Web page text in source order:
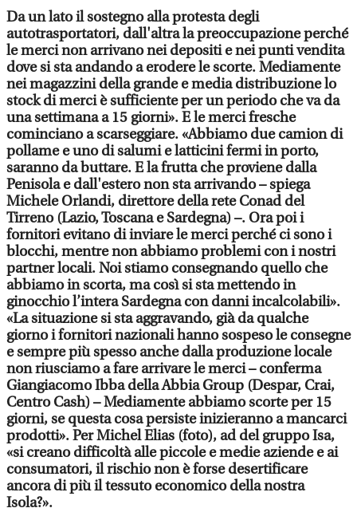
Da un lato il sostegno alla protesta degli
autotrasportatori, dall'altra la preoccupazione perché
le merci non arrivano nei depositi e nei punti vendita
dove si sta andando a erodere le scorte. Mediamente
nei magazzini della grande e media distribuzione lo
stock di merci è sufficiente per un periodo che va da
una settimana a 15 giorni». E le merci fresche
cominciano a scarseggiare. «Abbiamo due camion di
pollame e uno di salumi e latticini fermi in porto,
saranno da buttare. E la frutta che proviene dalla
Penisola e dall'estero non sta arrivando – spiega
Michele Orlandi, direttore della rete Conad del
Tirreno (Lazio, Toscana e Sardegna) –. Ora poi i
fornitori evitano di inviare le merci perché ci sono i
blocchi, mentre non abbiamo problemi con i nostri
partner locali. Noi stiamo consegnando quello che
abbiamo in scorta, ma così si sta mettendo in
ginocchio l’intera Sardegna con danni incalcolabili».
«La situazione si sta aggravando, già da qualche
giorno i fornitori nazionali hanno sospeso le consegne
e sempre più spesso anche dalla produzione locale
non riusciamo a fare arrivare le merci – conferma
Giangiacomo Ibba della Abbia Group (Despar, Crai,
Centro Cash) – Mediamente abbiamo scorte per 15
giorni, se questa cosa persiste inizieranno a mancarci
prodotti». Per Michel Elias (foto), ad del gruppo Isa,
«si creano difficoltà alle piccole e medie aziende e ai
consumatori, il rischio non è forse desertificare
ancora di più il tessuto economico della nostra
Isola?».